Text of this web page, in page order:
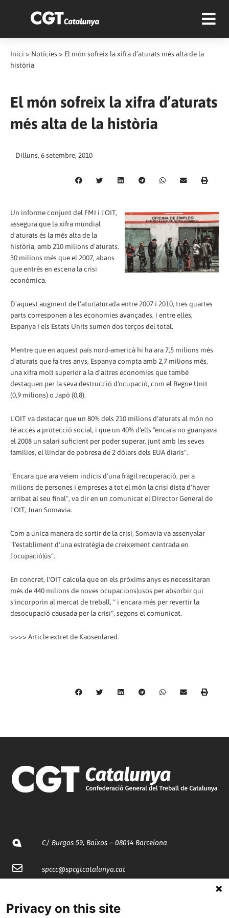
Inici > Notícies > El món sofreix la xifra d’aturats més alta de la
història
El món sofreix la xifra d’aturats
més alta de la història
Dilluns, 6 setembre, 2010
Un informe conjunt del FMI i l'OIT,
assegura que la xifra mundial
d'aturats és la més alta de la
història, amb 210 milions d'aturats,
30 milions més que el 2007, abans
que entrés en escena la crisi
econòmica.
D'aquest augment de l'atur|aturada entre 2007 i 2010, tres quartes
parts corresponen a les economies avançades, i entre elles,
Espanya i els Estats Units sumen dos terços del total.
Mentre que en aquest país nord-americà hi ha ara 7,5 milions més
d'aturats que fa tres anys, Espanya compta amb 2,7 milions més,
una xifra molt superior a la d'altres economies que també
destaquen per la seva destrucció d'ocupació, com el Regne Unit
(0,9 milions) o Japó (0,8).
L'OIT va destacar que un 80% dels 210 milions d'aturats al món no
té accés a protecció social, i que un 40% d'ells "encara no guanyava
el 2008 un salari suficient per poder superar, junt amb les seves
famílies, el llindar de pobresa de 2 dòlars dels EUA diaris".
"Encara que ara veiem indicis d'una fràgil recuperació, per a
milions de persones i empreses a tot el món la crisi dista d'haver
arribat al seu final", va dir en un comunicat el Director General de
l'OIT, Juan Somavia.
Com a única manera de sortir de la crisi, Somavia va assenyalar
"l'establiment d'una estratègia de creixement centrada en
l'ocupació|ús".
En concret, l'OIT calcula que en els pròxims anys es necessitaran
més de 440 milions de noves ocupacions|usos per absorbir qui
s'incorporin al mercat de treball, " i encara més per revertir la
desocupació causada per la crisi", segons el comunicat.
>>>> Article extret de Kaosenlared.
C/ Burgos 59, Baixos – 08014 Barcelona
spccc@spcgtcatalunya.cat
Privacy on this site